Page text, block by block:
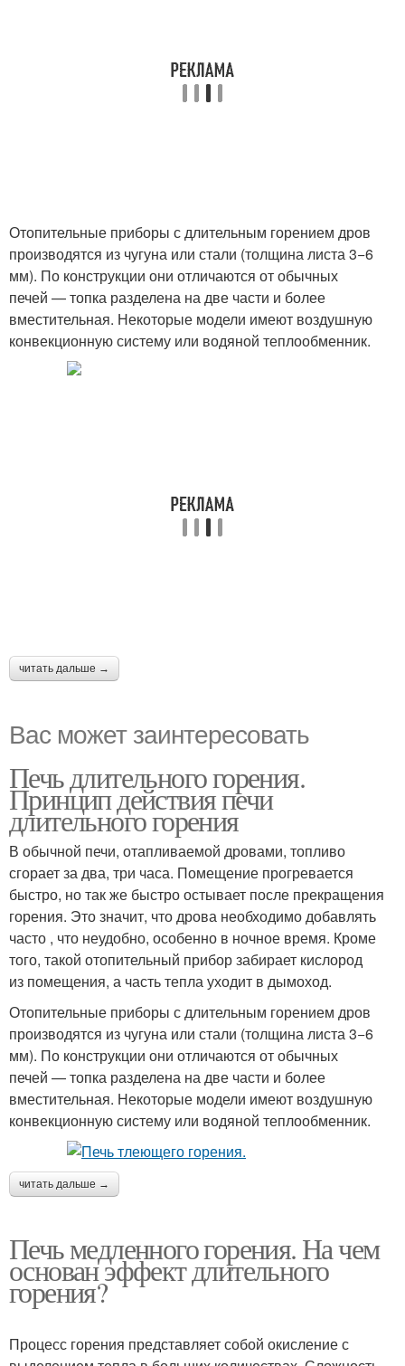
Отопительные приборы с длительным горением дров
производятся из чугуна или стали (толщина листа 3−6
мм). По конструкции они отличаются от обычных
печей — топка разделена на две части и более
вместительная. Некоторые модели имеют воздушную
конвекционную систему или водяной теплообменник.
читать дальше →
Вас может заинтересовать
Печь длительного горения.
Принцип действия печи
длительного горения
В обычной печи, отапливаемой дровами, топливо
сгорает за два, три часа. Помещение прогревается
быстро, но так же быстро остывает после прекращения
горения. Это значит, что дрова необходимо добавлять
часто , что неудобно, особенно в ночное время. Кроме
того, такой отопительный прибор забирает кислород
из помещения, а часть тепла уходит в дымоход.
Отопительные приборы с длительным горением дров
производятся из чугуна или стали (толщина листа 3−6
мм). По конструкции они отличаются от обычных
печей — топка разделена на две части и более
вместительная. Некоторые модели имеют воздушную
конвекционную систему или водяной теплообменник.
читать дальше →
Печь медленного горения. На чем
основан эффект длительного
горения?
Процесс горения представляет собой окисление с